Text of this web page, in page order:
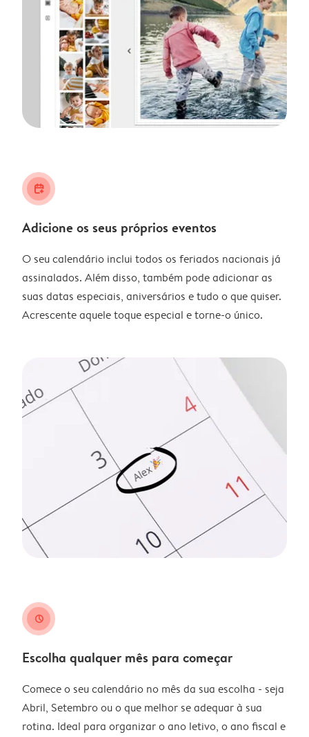
calendar_plus
Adicione os seus próprios eventos
O seu calendário inclui todos os feriados nacionais já
assinalados. Além disso, também pode adicionar as
suas datas especiais, aniversários e tudo o que quiser.
Acrescente aquele toque especial e torne-o único.
clock
Escolha qualquer mês para começar
Comece o seu calendário no mês da sua escolha - seja
Abril, Setembro ou o que melhor se adequar à sua
rotina. Ideal para organizar o ano letivo, o ano fiscal e